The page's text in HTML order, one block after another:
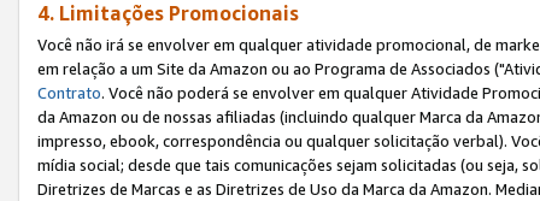
4. Limitações Promocionais
Você não irá se envolver em qualquer atividade promocional, de
em relação a um Site da Amazon ou ao Programa de Associados
Contrato. Você não poderá se envolver em qualquer Atividade
da Amazon ou de nossas afiliadas (incluindo qualquer Marca da
impresso, ebook, correspondência ou qualquer solicitação verbal).
mídia social; desde que tais comunicações sejam solicitadas (ou seja,
Diretrizes de Marcas e as Diretrizes de Uso da Marca da Amazon.